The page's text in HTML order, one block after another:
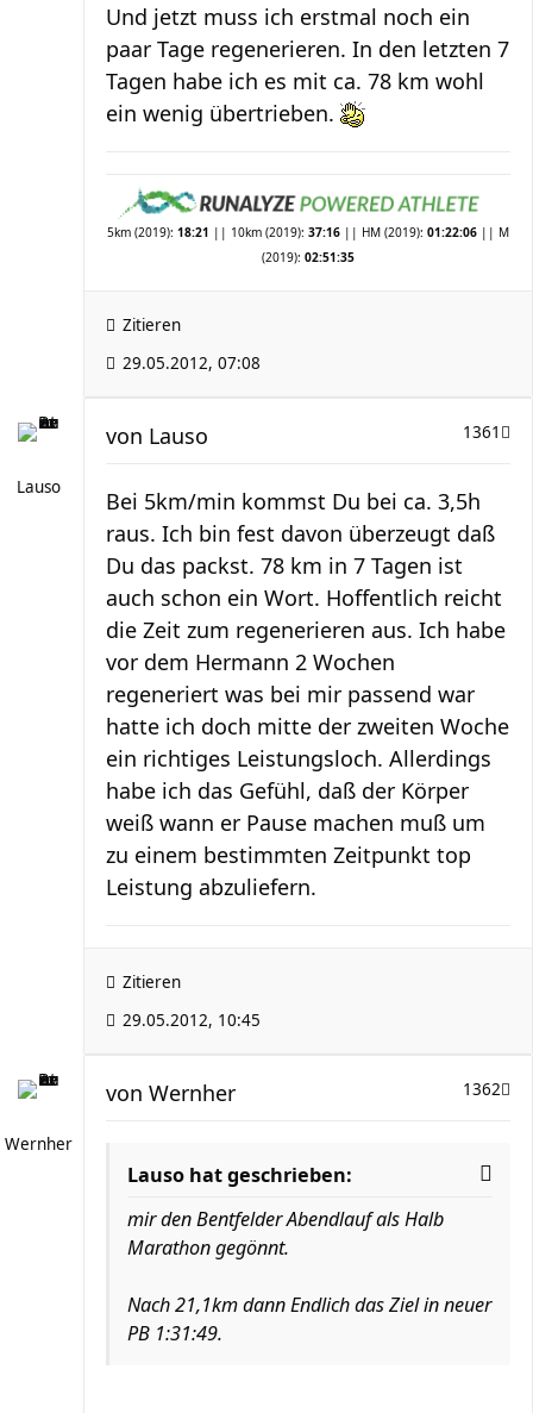
Und jetzt muss ich erstmal noch ein
paar Tage regenerieren. In den letzten 7
Tagen habe ich es mit ca. 78 km wohl
ein wenig übertrieben.
5km (2019): 18:21 || 10km (2019): 37:16 || HM (2019): 01:22:06 || M
(2019): 02:51:35
Zitieren
29.05.2012, 07:08
Lauso
1361
von Lauso
Bei 5km/min kommst Du bei ca. 3,5h
raus. Ich bin fest davon überzeugt daß
Du das packst. 78 km in 7 Tagen ist
auch schon ein Wort. Hoffentlich reicht
die Zeit zum regenerieren aus. Ich habe
vor dem Hermann 2 Wochen
regeneriert was bei mir passend war
hatte ich doch mitte der zweiten Woche
ein richtiges Leistungsloch. Allerdings
habe ich das Gefühl, daß der Körper
weiß wann er Pause machen muß um
zu einem bestimmten Zeitpunkt top
Leistung abzuliefern.
Zitieren
29.05.2012, 10:45
Wernher
1362
von Wernher
Lauso hat geschrieben:
mir den Bentfelder Abendlauf als Halb
Marathon gegönnt.
Nach 21,1km dann Endlich das Ziel in neuer
PB 1:31:49.